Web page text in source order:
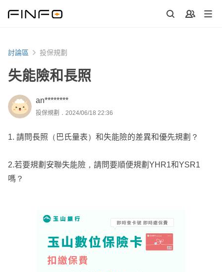
討論區 投保規劃
失能險和長照
an********
投保規劃．2024/06/18 22:36
1. 請問長照（巴氏量表）和失能險的差異和優先規劃？
2.若要規劃安聯失能險，請問要順便規劃YHR1和YSR1
嗎？